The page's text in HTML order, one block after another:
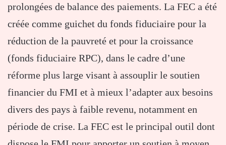
prolongées de balance des paiements. La FEC a été
créée comme guichet du fonds fiduciaire pour la
réduction de la pauvreté et pour la croissance
(fonds fiduciaire RPC), dans le cadre d’une
réforme plus large visant à assouplir le soutien
financier du FMI et à mieux l’adapter aux besoins
divers des pays à faible revenu, notamment en
période de crise. La FEC est le principal outil dont